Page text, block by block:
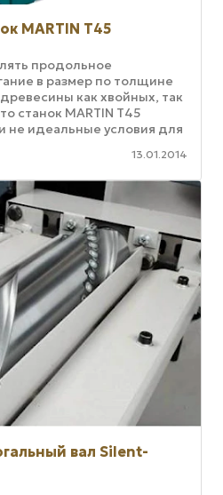
MARTIN T45
продольное
в размер по толщине
как хвойных, так
станок MARTIN T45
не идеальные условия для
такого ...
13.01.2014
вал Silent-